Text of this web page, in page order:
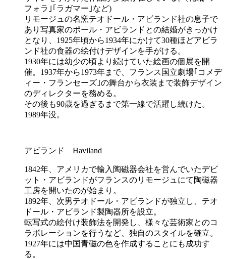
フォラ｣｢ラガマー｣など)
リモージュの名窯テオドール・アビランド社の息子で
あり写真家のポール・アビランドとの結婚がきっかけ
となり、1925年頃から1934年にかけて30種ほどアビラ
ンド社の食器の絵付けデザインを手がける。
1930年には幼少の頃より続けていた絵画の個展を開
催。1937年から1973年まで、フランス国立劇場｢コメデ
ィー・フランセーズ｣の舞台から衣装まで装飾デザイン
のディレクターを務める。
その後も90歳を過ぎるまで第一線で活躍し続けた。
1989年没。
アビランド Haviland
1842年、アメリカで輸入陶磁器会社を営んでいたデビ
ット・アビランドがフランスのリモージュにて陶磁器
工房を開いたのが始まり。
1892年、次男テオドール・アビランドが独立し、テオ
ドール・アビランド製陶器所を設立。
転写式の絵付け装飾法を開発し、様々な芸術家とのコ
ラボレーションを行うなど、独自のスタイルを確立。
1927年には中国青磁の色を作成することにも成功す
る。